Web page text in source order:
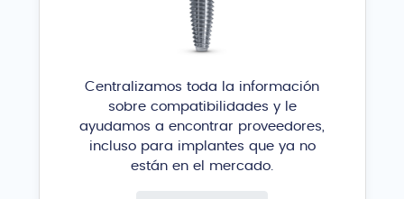
Centralizamos toda la información
sobre compatibilidades y le
ayudamos a encontrar proveedores,
incluso para implantes que ya no
están en el mercado.